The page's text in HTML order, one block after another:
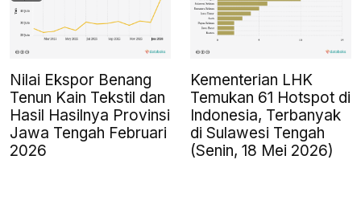
Nilai Ekspor Benang
Tenun Kain Tekstil dan
Hasil Hasilnya Provinsi
Jawa Tengah Februari
2026
Kementerian LHK
Temukan 61 Hotspot di
Indonesia, Terbanyak
di Sulawesi Tengah
(Senin, 18 Mei 2026)